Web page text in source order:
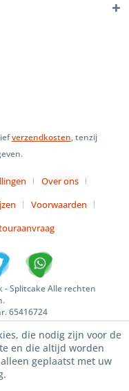
verzendkosten, tenzij
Over ons
Voorwaarden
Splitcake Alle rechten
65416724
die nodig zijn voor de
en die altijd worden
geplaatst met uw